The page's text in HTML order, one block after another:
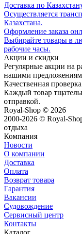
Доставка по
Осуществляется
Казахстана.
Оформление заказа
Выбирайте товары в
рабочие часы.
Акции и скидки
Регулярные акции на
нашими
Качественная
Каждый товар
отправкой.
Royal-Shop © 2026
2000-2026 © Royal-
отдыха
Компания
Новости
О компании
Доставка
Оплата
Возврат товара
Гарантия
Вакансии
Судовождение
Сервисный центр
Контакты
Каталог